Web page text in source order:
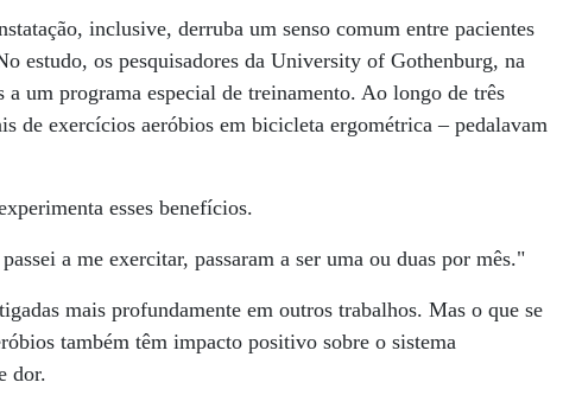
inclusive, derruba um senso comum entre pacientes
estudo, os pesquisadores da University of Gothenburg, na
a um programa especial de treinamento. Ao longo de três
de exercícios aeróbios em bicicleta ergométrica – pedalavam
esses benefícios.
a me exercitar, passaram a ser uma ou duas por mês."
mais profundamente em outros trabalhos. Mas o que se
também têm impacto positivo sobre o sistema
dor.